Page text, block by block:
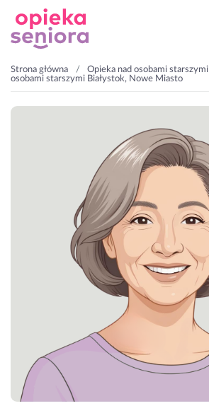
Strona główna Opieka nad osobami starszymi
osobami starszymi Białystok, Nowe Miasto